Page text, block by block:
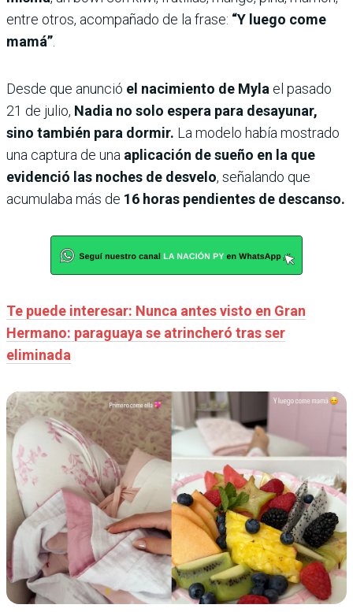
entre otros, acompañado de la frase: “Y luego come
mamá”
Desde que anunció el nacimiento de Myla el pasado
21 de julio, Nadia no solo espera para desayunar,
sino también para dormir. La modelo había mostrado
una captura de una aplicación de sueño en la que
evidenció las noches de desvelo, señalando que
acumulaba más de 16 horas pendientes de descanso.
Te puede interesar: Nunca antes visto en Gran
Hermano: paraguaya se atrincheró tras ser
eliminada